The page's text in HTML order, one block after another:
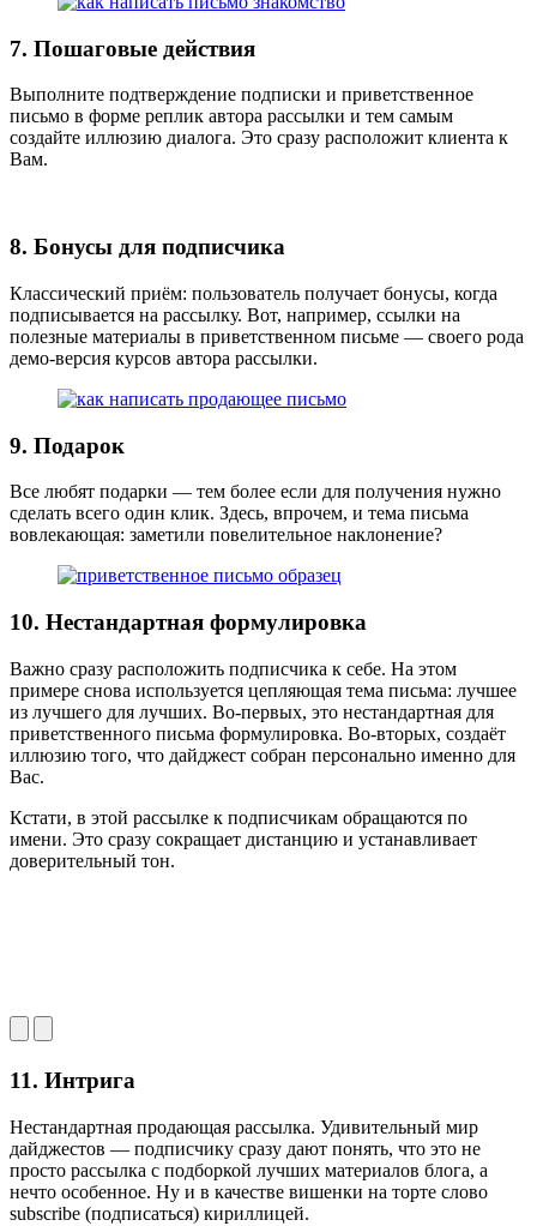
7. Пошаговые действия
Выполните подтверждение подписки и приветственное
письмо в форме реплик автора рассылки и тем самым
создайте иллюзию диалога. Это сразу расположит клиента к
Вам.
8. Бонусы для подписчика
Классический приём: пользователь получает бонусы, когда
подписывается на рассылку. Вот, например, ссылки на
полезные материалы в приветственном письме — своего рода
демо-версия курсов автора рассылки.
9. Подарок
Все любят подарки — тем более если для получения нужно
сделать всего один клик. Здесь, впрочем, и тема письма
вовлекающая: заметили повелительное наклонение?
10. Нестандартная формулировка
Важно сразу расположить подписчика к себе. На этом
примере снова используется цепляющая тема письма: лучшее
из лучшего для лучших. Во-первых, это нестандартная для
приветственного письма формулировка. Во-вторых, создаёт
иллюзию того, что дайджест собран персонально именно для
Вас.
Кстати, в этой рассылке к подписчикам обращаются по
имени. Это сразу сокращает дистанцию и устанавливает
доверительный тон.
11. Интрига
Нестандартная продающая рассылка. Удивительный мир
дайджестов — подписчику сразу дают понять, что это не
просто рассылка с подборкой лучших материалов блога, а
нечто особенное. Ну и в качестве вишенки на торте слово
subscribe (подписаться) кириллицей.